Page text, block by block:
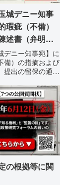
城デニー知事
瑕疵（不備）
述書（弁明
告
ニー知事宛】に
備）の指摘および
提出の留保の通告
述（弁明）留保の
縄県は、この時
修正す...
の根拠等に関